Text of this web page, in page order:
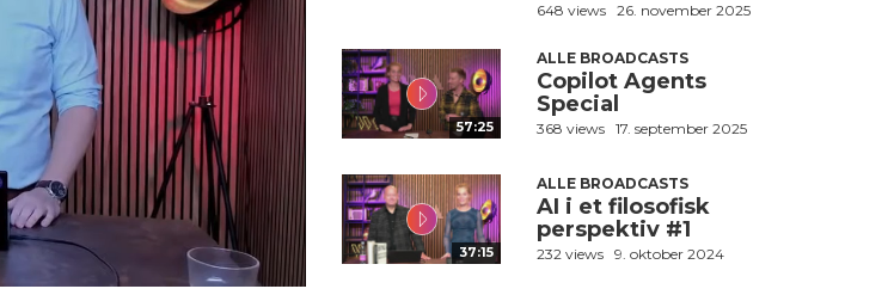
648 views 26. november 2025
57:25
ALLE BROADCASTS
Copilot Agents
Special
368 views 17. september 2025
37:15
ALLE BROADCASTS
AI i et filosofisk
perspektiv #1
232 views 9. oktober 2024